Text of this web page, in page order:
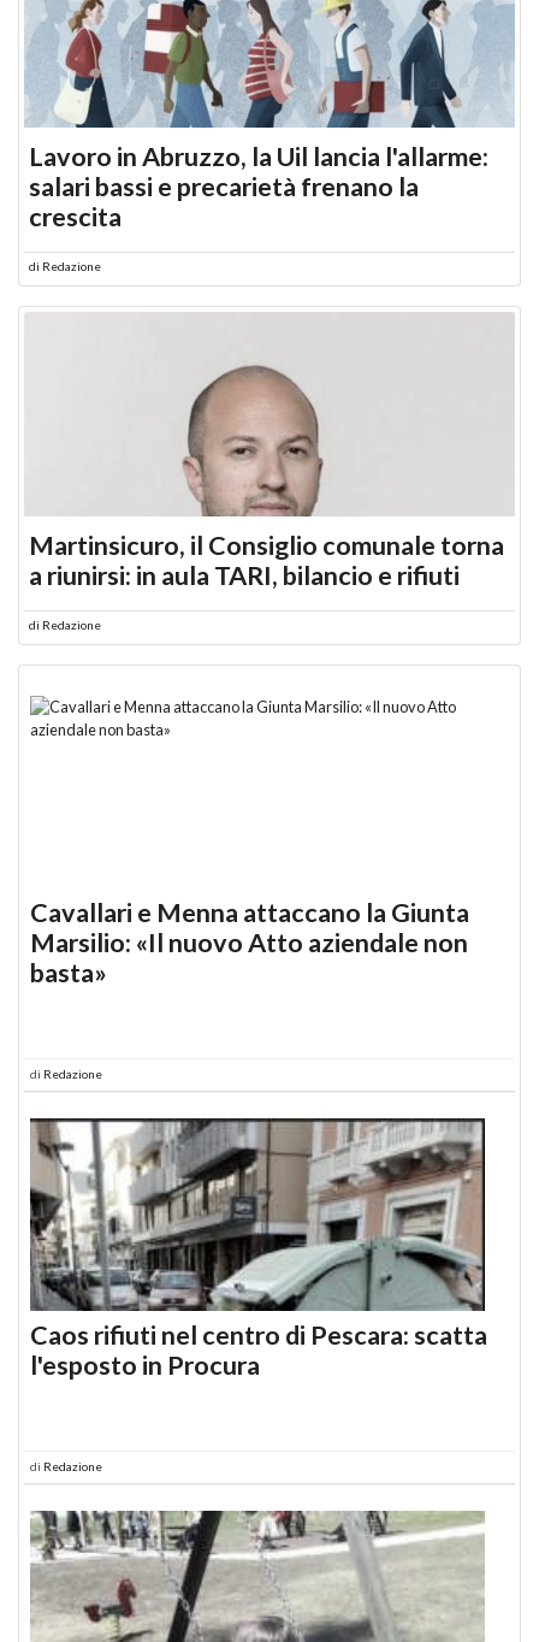
Lavoro in Abruzzo, la Uil lancia l'allarme:
salari bassi e precarietà frenano la
crescita
di Redazione
Martinsicuro, il Consiglio comunale torna
a riunirsi: in aula TARI, bilancio e rifiuti
di Redazione
Cavallari e Menna attaccano la Giunta
Marsilio: «Il nuovo Atto aziendale non
basta»
di Redazione
Caos rifiuti nel centro di Pescara: scatta
l'esposto in Procura
di Redazione